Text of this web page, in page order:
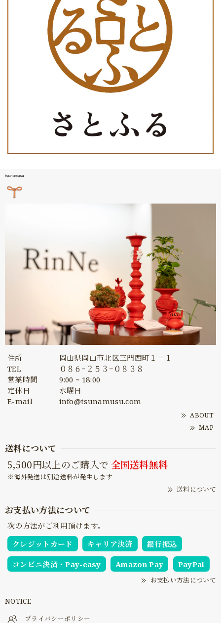
住所
岡山県岡山市北区三門西町１－１
TEL
０８６−２５３−０８３８
営業時間
9:00 ~ 18:00
定休日
水曜日
E-mail
info@tsunamusu.com
ABOUT
MAP
送料について
5,500円以上のご購入で 全国送料無料
※海外発送は別途送料が発生します
送料について
お支払い方法について
次の方法がご利用頂けます。
クレジットカード
キャリア決済 銀行振込
コンビニ決済・Pay-easy Amazon Pay PayPal
お支払い方法について
NOTICE
プライバシーポリシー